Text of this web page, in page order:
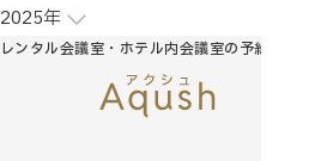
2025年
レンタル会議室・ホテル内会議室の予約サイト